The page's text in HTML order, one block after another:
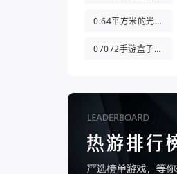
0.64平方米的光都与你有关
07072手游盒子app